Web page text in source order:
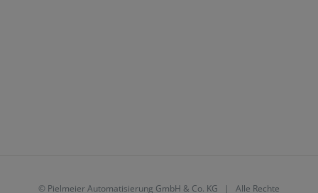
© Pielmeier Automatisierung GmbH & Co. KG | Alle Rechte